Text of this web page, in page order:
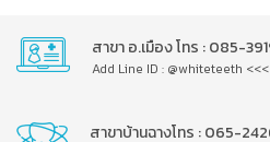
สาขา อ.เมือง โทร : 085-
Add Line ID : @whiteteeth
สาขาบ้านฉางโทร : 065-